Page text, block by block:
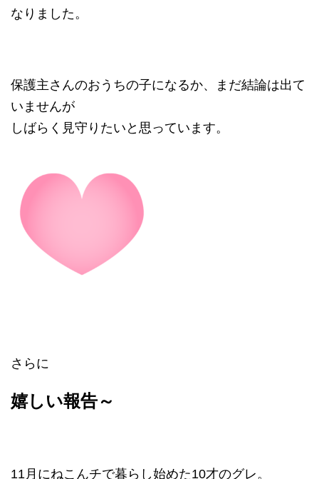
なりました。
保護主さんのおうちの子になるか、まだ結論は出て
いませんが
しばらく見守りたいと思っています。
さらに
嬉しい報告～
11月にねこんチで暮らし始めた10才のグレ。